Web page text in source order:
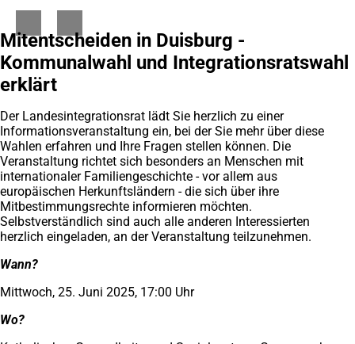
Mitentscheiden in Duisburg -
Kommunalwahl und Integrationsratswahl
erklärt
Der Landesintegrationsrat lädt Sie herzlich zu einer
Informationsveranstaltung ein, bei der Sie mehr über diese
Wahlen erfahren und Ihre Fragen stellen können. Die
Veranstaltung richtet sich besonders an Menschen mit
internationaler Familiengeschichte - vor allem aus
europäischen Herkunftsländern - die sich über ihre
Mitbestimmungsrechte informieren möchten.
Selbstverständlich sind auch alle anderen Interessierten
herzlich eingeladen, an der Veranstaltung teilzunehmen.
Wann?
Mittwoch, 25. Juni 2025, 17:00 Uhr
Wo?